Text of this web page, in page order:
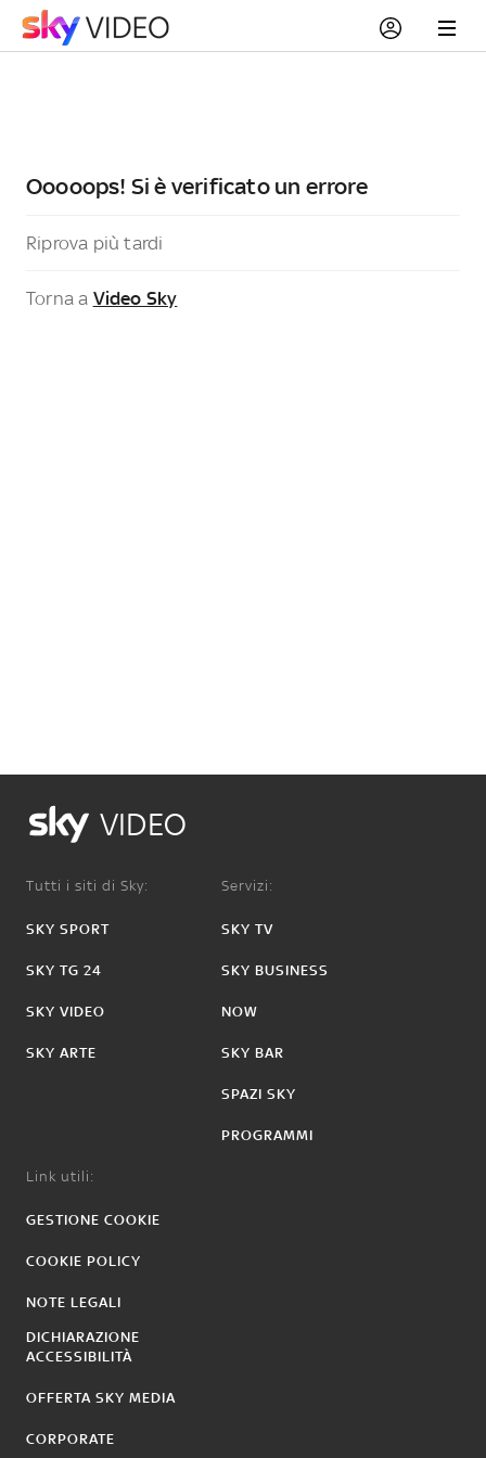
Ooooops! Si è verificato un errore
Riprova più tardi
Torna a Video Sky
VIDEO
Tutti i siti di Sky:
SKY SPORT
SKY TG 24
SKY VIDEO
SKY ARTE
Servizi:
SKY TV
SKY BUSINESS
NOW
SKY BAR
SPAZI SKY
PROGRAMMI
Link utili:
GESTIONE COOKIE
COOKIE POLICY
NOTE LEGALI
DICHIARAZIONE
ACCESSIBILITÀ
OFFERTA SKY MEDIA
CORPORATE